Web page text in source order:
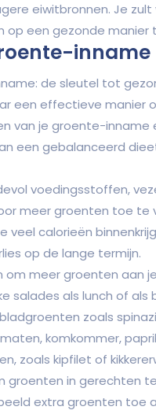
eiwitbronnen. Je
op een gezonde manier
inname
de sleutel tot
een effectieve manier
van je groente-inname
een gebalanceerd
voedingsstoffen,
meer groenten toe te
veel calorieën
op de lange termijn.
om meer groenten
salades als lunch of
zoals
komkommer,
zoals kipfilet of
groenten in gerechten
extra groenten toe